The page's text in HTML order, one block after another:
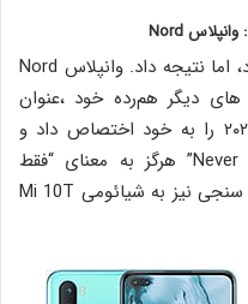
تولید وانپلاس Nord این یک قمار بود، اما نتیجه داد. وانپلاس Nord
دیگر هم‌رده خود ،عنوان
بهترین تلفن مقرون به صرفه سال ۲۰۲۰ را به خود اختصاص داد و
بدین ترتیب ثابت کرد که “Never Settle” هرگز به معنای “فقط
پرچمداران” نیست. رتبه دوم این نظر سنجی نیز به شیائومی Mi 10T